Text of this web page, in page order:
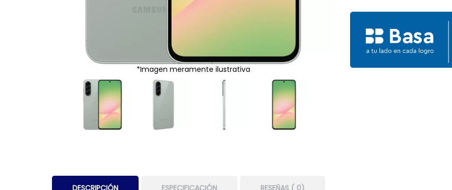
*Imagen meramente ilustrativa
DESCRIPCIÓN ESPECIFICACIÓN RESEÑAS ( 0)